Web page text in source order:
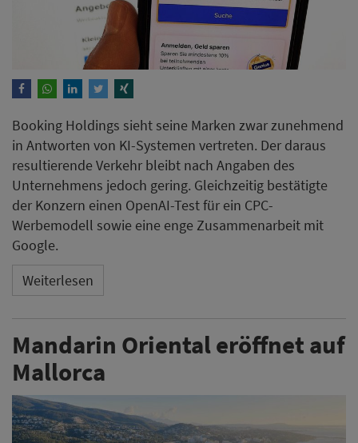
Booking Holdings sieht seine Marken zwar zunehmend
in Antworten von KI-Systemen vertreten. Der daraus
resultierende Verkehr bleibt nach Angaben des
Unternehmens jedoch gering. Gleichzeitig bestätigte
der Konzern einen OpenAI-Test für ein CPC-
Werbemodell sowie eine enge Zusammenarbeit mit
Google.
Weiterlesen
Mandarin Oriental eröffnet auf
Mallorca